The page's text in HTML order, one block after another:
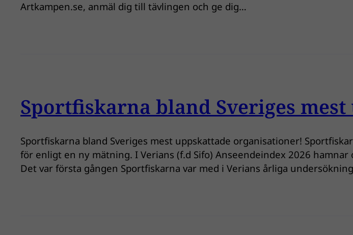
Artkampen.se, anmäl dig till tävlingen och ge dig…
Sportfiskarna bland Sveriges
Sportfiskarna bland Sveriges mest uppskattade organisationer!
för enligt en ny mätning. I Verians (f.d Sifo) Anseendeindex 2026
Det var första gången Sportfiskarna var med i Verians årliga